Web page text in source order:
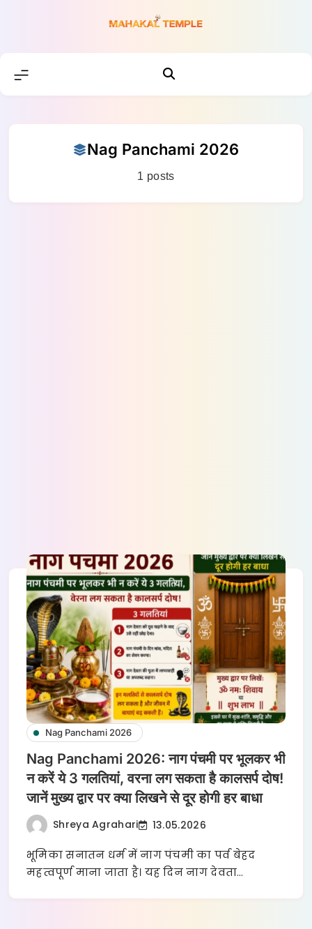
Nag Panchami 2026
1 posts
Nag Panchami 2026
Nag Panchami 2026: नाग पंचमी पर भूलकर भी
न करें ये 3 गलतियां, वरना लग सकता है कालसर्प दोष!
जानें मुख्य द्वार पर क्या लिखने से दूर होगी हर बाधा
Shreya Agrahari 13.05.2026
भूमिका सनातन धर्म में नाग पंचमी का पर्व बेहद
महत्वपूर्ण माना जाता है। यह दिन नाग देवता…